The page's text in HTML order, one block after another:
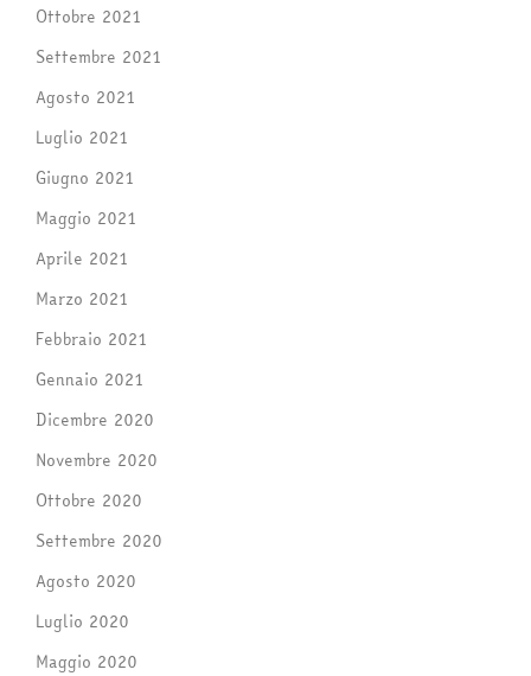
Ottobre 2021
Settembre 2021
Agosto 2021
Luglio 2021
Giugno 2021
Maggio 2021
Aprile 2021
Marzo 2021
Febbraio 2021
Gennaio 2021
Dicembre 2020
Novembre 2020
Ottobre 2020
Settembre 2020
Agosto 2020
Luglio 2020
Maggio 2020